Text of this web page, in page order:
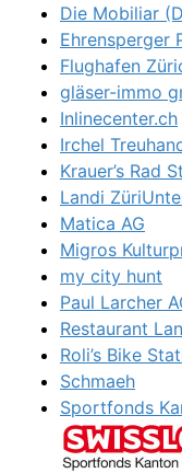
Die Mobiliar
Ehrensperger
Flughafen
gläser-immo
Inlinecenter.ch
Irchel
Krauer’s Rad
Landi
Matica AG
Migros
my city hunt
Paul Larcher
Restaurant
Roli’s Bike
Schmaeh
Sportfonds